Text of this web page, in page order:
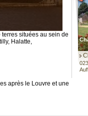
situées au sein de
Halatte,
après le Louvre et une